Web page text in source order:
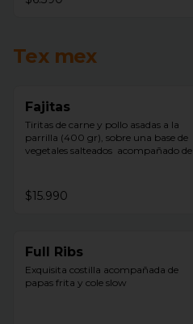
Tex mex
Fajitas
Tiritas de carne y pollo asadas a la
parrilla (400 gr), sobre una base de
vegetales salteados  acompañado de
queso, guacamole y tortillas de trigo.
$15.990
Full Ribs
Exquisita costilla acompañada de
papas frita y cole slow